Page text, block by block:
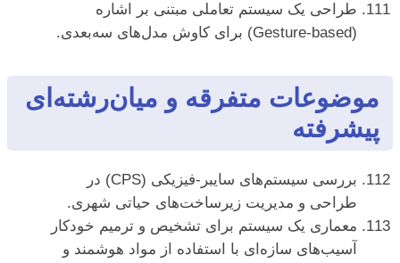
طراحی یک سیستم تعاملی مبتنی بر اشاره
(Gesture-based) برای کاوش مدل‌های سه‌بعدی.
موضوعات متفرقه و میان‌رشته‌ای
پیشرفته
بررسی سیستم‌های سایبر-فیزیکی (CPS) در
طراحی و مدیریت زیرساخت‌های حیاتی شهری.
معماری یک سیستم برای تشخیص و ترمیم خودکار
آسیب‌های سازه‌ای با استفاده از مواد هوشمند و